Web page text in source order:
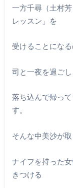
一方千尋（土村
レッスン」を
受けることになる
司と一夜を過ご
落ち込んで帰っ
す。
そんな中美沙が
ナイフを持った
きつける